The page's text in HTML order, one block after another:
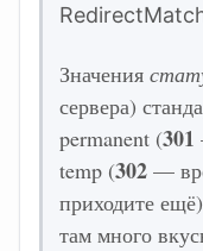
Значения
сервера)
permanent (301
temp (302 —
приходите
там много